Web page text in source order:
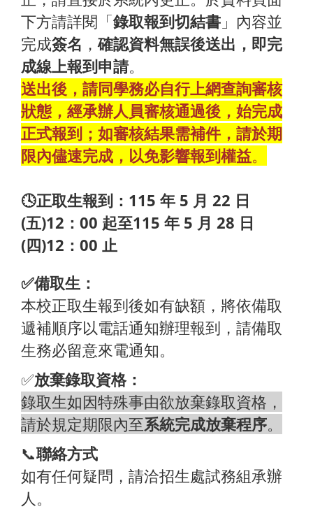
下方請詳閱「錄取報到切結書 」內容並
完成簽名 ，確認資料無誤後送出，即完
成線上報到申請。
送出後，請同學務必自行上網查詢審核
狀態，經承辦人員審核通過後，始完成
正式報到；如審核結果需補件，請於期
限內儘速完成，以免影響報到權益。
🕓正取生報到：115 年 5 月 22 日
(五)12：00 起至115 年 5 月 28 日
(四)12：00 止
✅備取生：
本校正取生報到後如有缺額，將依備取
遞補順序以電話通知辦理報到，請備取
生務必留意來電通知。
✅放棄錄取資格：
錄取生如因特殊事由欲放棄錄取資格，
請於規定期限內至系統完成放棄程序。
📞聯絡方式
如有任何疑問，請洽招生處試務組承辦
人。